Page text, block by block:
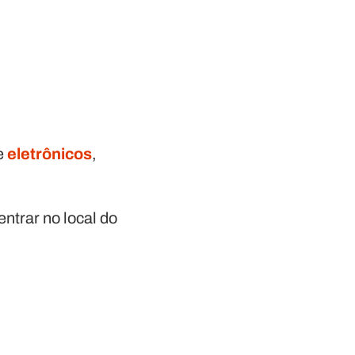
eletrônicos,
no local do